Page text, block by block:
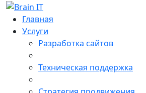
Главная
Услуги
Разработка сайтов
Техническая поддержка